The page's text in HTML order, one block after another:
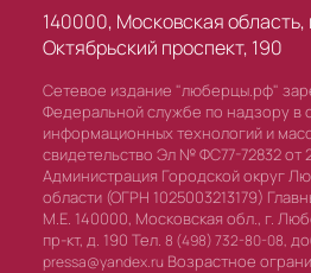
140000, Московская
Октябрьский проспект, 190
Сетевое издание "люберцы.рф"
Федеральной службе по надзору в
информационных технологий и
свидетельство Эл № ФС77-72832 от
Администрация Городской округ
области (ОГРН 1025003213179)
М.Е. 140000, Московская обл., г.
пр-кт, д. 190 Тел. 8 (498) 732-80-08,
pressa@yandex.ru Возрастное